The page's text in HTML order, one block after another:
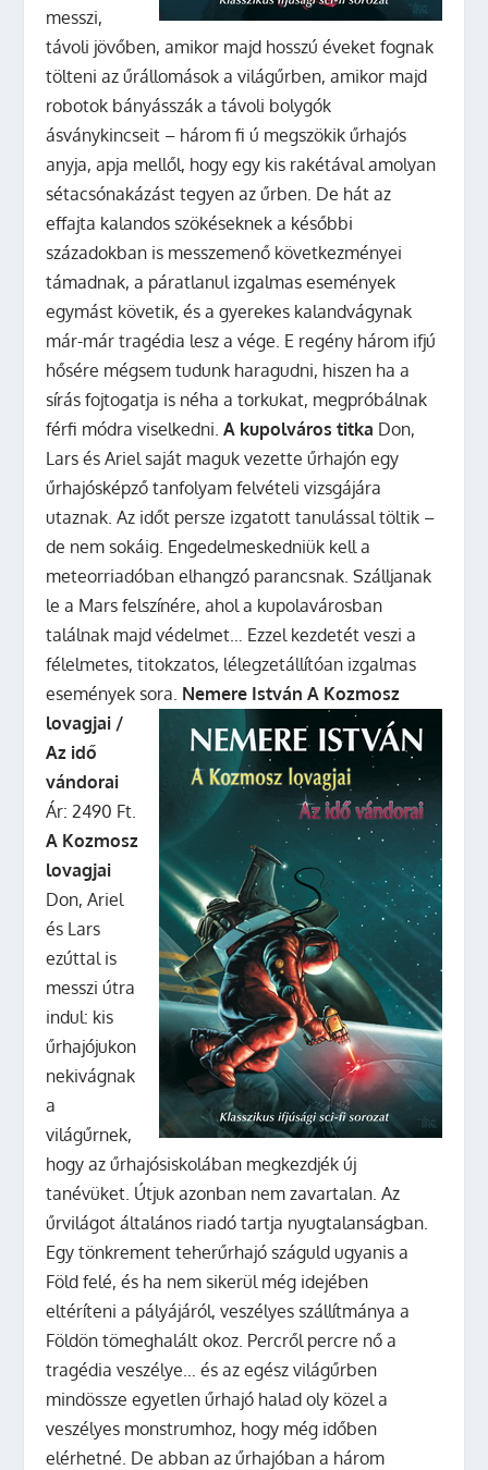
messzi,
távoli jövőben, amikor majd hosszú éveket fognak
tölteni az űrállomások a világűrben, amikor majd
robotok bányásszák a távoli bolygók
ásványkincseit – három fi ú megszökik űrhajós
anyja, apja mellől, hogy egy kis rakétával amolyan
sétacsónakázást tegyen az űrben. De hát az
effajta kalandos szökéseknek a későbbi
századokban is messzemenő következményei
támadnak, a páratlanul izgalmas események
egymást követik, és a gyerekes kalandvágynak
már-már tragédia lesz a vége. E regény három ifjú
hősére mégsem tudunk haragudni, hiszen ha a
sírás fojtogatja is néha a torkukat, megpróbálnak
férfi módra viselkedni.A kupolváros titka Don,
Lars és Ariel saját maguk vezette űrhajón egy
űrhajósképző tanfolyam felvételi vizsgájára
utaznak. Az időt persze izgatott tanulással töltik –
de nem sokáig. Engedelmeskedniük kell a
meteorriadóban elhangzó parancsnak. Szálljanak
le a Mars felszínére, ahol a kupolavárosban
találnak majd védelmet… Ezzel kezdetét veszi a
félelmetes, titokzatos, lélegzetállítóan izgalmas
események sora. Nemere István A Kozmosz
lovagjai /
Az idő
vándorai
Ár: 2490 Ft.
A Kozmosz
lovagjai
Don, Ariel
és Lars
ezúttal is
messzi útra
indul: kis
űrhajójukon
nekivágnak
a
világűrnek,
hogy az űrhajósiskolában megkezdjék új
tanévüket. Útjuk azonban nem zavartalan. Az
űrvilágot általános riadó tartja nyugtalanságban.
Egy tönkrement teherűrhajó száguld ugyanis a
Föld felé, és ha nem sikerül még idejében
eltéríteni a pályájáról, veszélyes szállítmánya a
Földön tömeghalált okoz. Percről percre nő a
tragédia veszélye… és az egész világűrben
mindössze egyetlen űrhajó halad oly közel a
veszélyes monstrumhoz, hogy még időben
elérhetné. De abban az űrhajóban a három